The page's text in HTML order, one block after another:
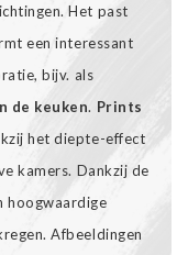
Het past
een interessant
bijv. als
de keuken. Prints
het diepte-effect
kamers. Dankzij de
hoogwaardige
Afbeeldingen